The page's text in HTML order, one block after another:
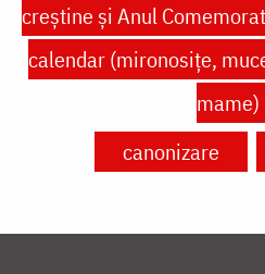
creștine și Anul
calendar (mironosițe,
mame)
canonizare